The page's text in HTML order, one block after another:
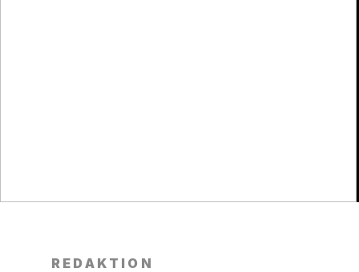
REDAKTION